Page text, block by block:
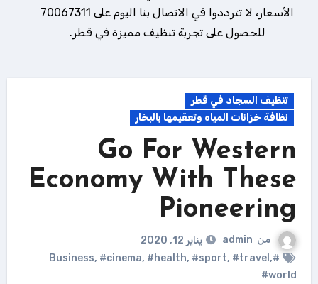
الأسعار، لا تترددوا في الاتصال بنا اليوم على 70067311
للحصول على تجربة تنظيف مميزة في قطر.
تنظيف السجاد في قطر
نظافة خزانات المياه وتعقيمها بالبخار
Go For Western
Economy With These
Pioneering
من admin
يناير 12, 2020
#Business
, #cinema, #health, #sport, #travel,
#world